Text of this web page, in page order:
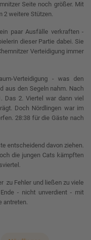
Seite noch größer. Mit
2 weitere Stützen.
paar Ausfälle verkraften -
dieser Partie dabei. Sie
Verteidigung immer
Verteidigung - was den
aus den Segeln nahm. Nach
Das 2. Viertel war dann viel
Doch Nördlingen war im
28:38 für die Gäste nach
entscheidend davon ziehen.
die jungen Cats kämpften
zu Fehler und ließen zu viele
- nicht unverdient - mit
antreten.